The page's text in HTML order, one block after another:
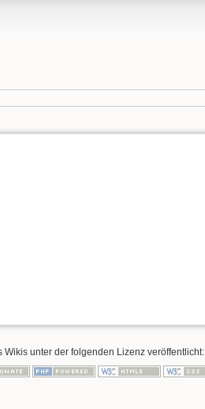
unter der folgenden Lizenz veröffentlicht: